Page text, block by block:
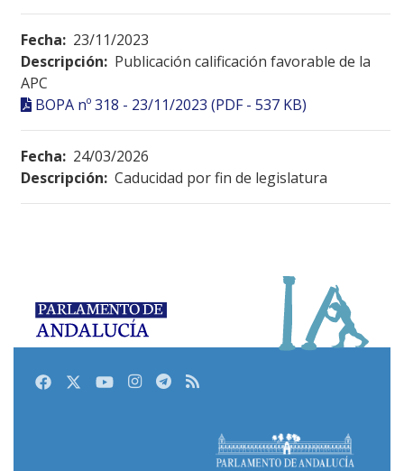
Fecha: 23/11/2023
Descripción: Publicación calificación favorable de la
APC
BOPA nº 318 - 23/11/2023 (PDF - 537 KB)
Fecha: 24/03/2026
Descripción: Caducidad por fin de legislatura
FacebookTwitterYoutubeInstagram
Telegram
RSS